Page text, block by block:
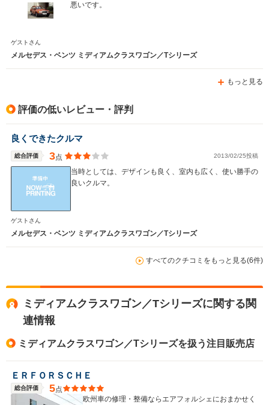
悪いです。
ゲストさん
メルセデス・ベンツ ミディアムクラスワゴン／Tシリーズ
もっと見る
評価の低いレビュー・評判
良くできたクルマ
総合評価 3点 2013/02/25投稿
当時としては、デザインも良く、室内も広く、使い勝手の
良いクルマ。
ゲストさん
メルセデス・ベンツ ミディアムクラスワゴン／Tシリーズ
すべてのクチコミをもっと見る(6件)
ミディアムクラスワゴン／Tシリーズに関する関
連情報
ミディアムクラスワゴン／Tシリーズを扱う注目販売店
ＥＲＦＯＲＳＣＨＥ
総合評価 5点
欧州車の修理・整備ならエアフォルシェにおまかせく